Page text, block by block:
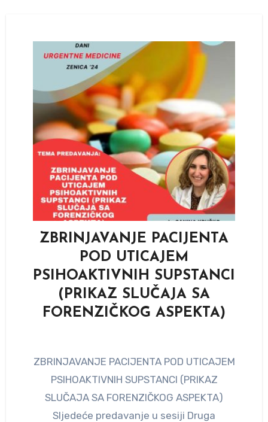
ZBRINJAVANJE PACIJENTA
POD UTICAJEM
PSIHOAKTIVNIH SUPSTANCI
(PRIKAZ SLUČAJA SA
FORENZIČKOG ASPEKTA)
ZBRINJAVANJE PACIJENTA POD UTICAJEM
PSIHOAKTIVNIH SUPSTANCI (PRIKAZ
SLUČAJA SA FORENZIČKOG ASPEKTA)
Sljedeće predavanje u sesiji Druga